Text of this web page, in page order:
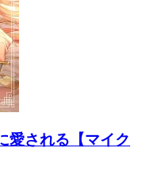
愛される【マイク